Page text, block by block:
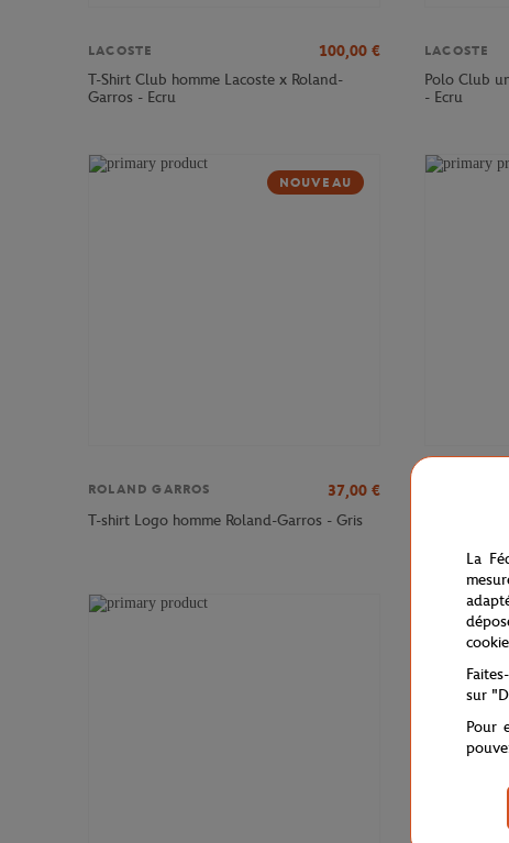
LACOSTE 100,00 €
T-Shirt Club homme Lacoste x Roland-
Garros - Ecru
LACOSTE
Polo Club
- Ecru
NOUVEAU
ROLAND GARROS 37,00 €
T-shirt Logo homme Roland-Garros - Gris
La
sur
Pour